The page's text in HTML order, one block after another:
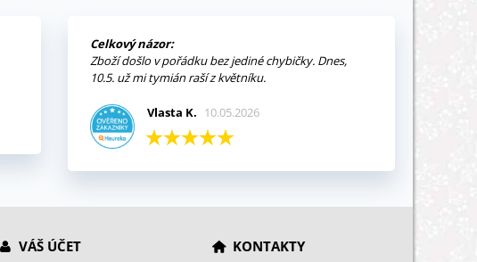
Celkový názor:
Zboží došlo v pořádku bez jediné chybičky. Dnes,
10.5. už mi tymián raší z květníku.
Vlasta K. 10.05.2026
VÁŠ ÚČET KONTAKTY